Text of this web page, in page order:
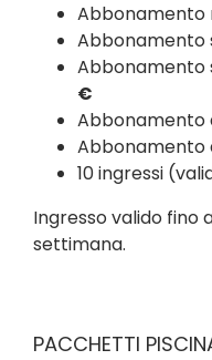
Abbonamento
Abbonamento
Abbonamento
€
Abbonamento
Abbonamento
10 ingressi
Ingresso valido fino
settimana.
PACCHETTI